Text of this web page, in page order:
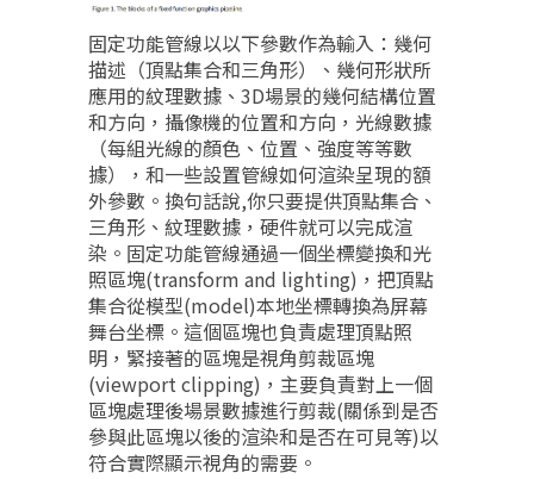
固定功能管線以以下參數作為輸入：幾何
描述（頂點集合和三角形）、幾何形狀所
應用的紋理數據、3D場景的幾何結構位置
和方向，攝像機的位置和方向，光線數據
（每組光線的顏色、位置、強度等等數
據），和一些設置管線如何渲染呈現的額
外參數。換句話說,你只要提供頂點集合、
三角形、紋理數據，硬件就可以完成渲
染。固定功能管線通過一個坐標變換和光
照區塊(transform and lighting)，把頂點
集合從模型(model)本地坐標轉換為屏幕
舞台坐標。這個區塊也負責處理頂點照
明，緊接著的區塊是視角剪裁區塊
(viewport clipping)，主要負責對上一個
區塊處理後場景數據進行剪裁(關係到是否
參與此區塊以後的渲染和是否在可見等)以
符合實際顯示視角的需要。